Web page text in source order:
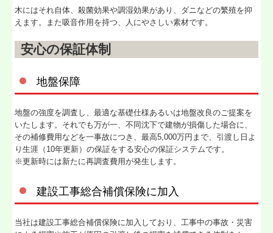
木にはそれ自体、殺菌効果や調湿効果があり、ダニなどの繁殖を抑
えます。また吸音作用を持つ、人にやさしい素材です。
安心の保証体制
地盤保障
地盤の強度を調査し、最適な基礎仕様あるいは地盤改良のご提案を
いたします。それでも万が一、不同沈下で建物が損傷した場合に、
その補修費用などを一事故につき、最高5,000万円まで、引渡し日よ
り生涯（10年更新）の保証をする安心の保証システムです。
※更新時には新たに再調査費用が発生します。
建設工事総合補償保険に加入
当社は建設工事総合補償保険に加入しており、工事中の事故・災害